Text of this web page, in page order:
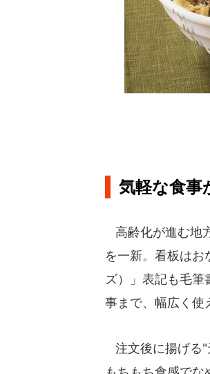
気軽な食事
高齢化が進む地
を一新。看板は
ズ）」表記も毛
事まで、幅広く使
注文後に揚げる"